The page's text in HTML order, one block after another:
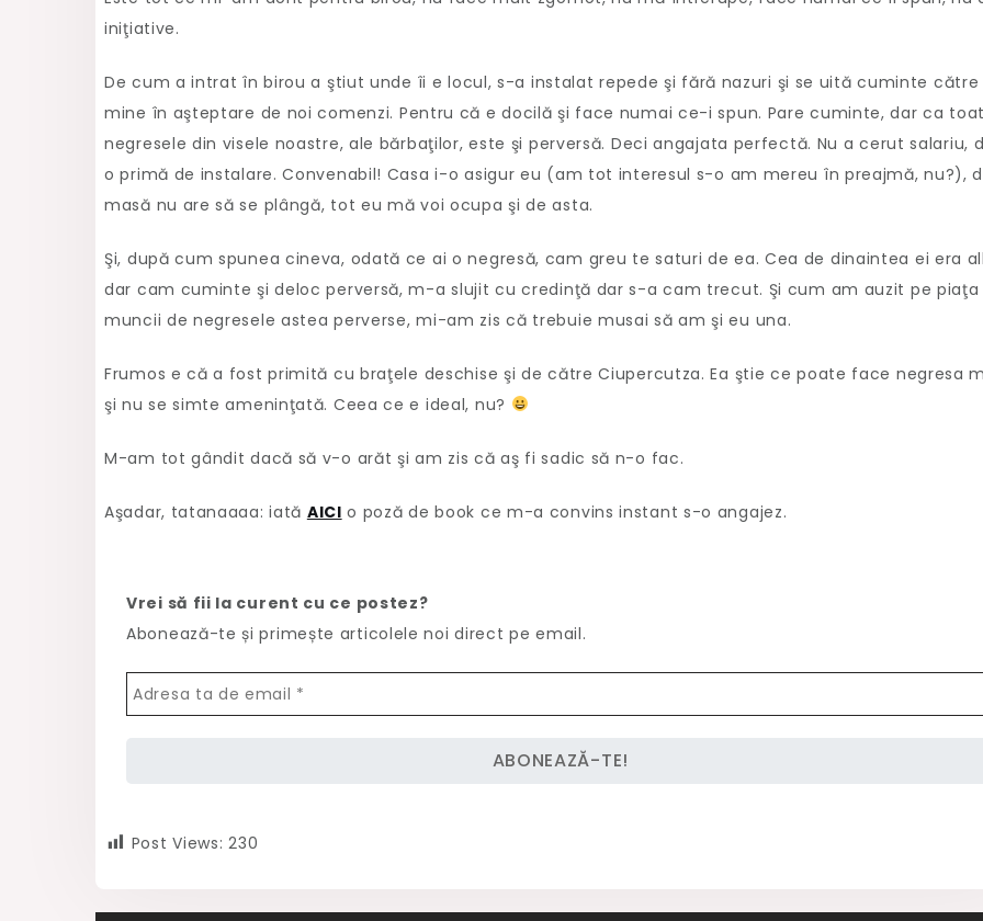
iniţiative.
De cum a intrat în birou a ştiut unde îi e locul, s-a instalat repede şi fără nazuri şi se uită cuminte către
mine în aşteptare de noi comenzi. Pentru că e docilă şi face numai ce-i spun. Pare cuminte, dar ca
negresele din visele noastre, ale bărbaţilor, este şi perversă. Deci angajata perfectă. Nu a cerut salariu,
o primă de instalare. Convenabil! Casa i-o asigur eu (am tot interesul s-o am mereu în preajmă, nu?),
masă nu are să se plângă, tot eu mă voi ocupa şi de asta.
Şi, după cum spunea cineva, odată ce ai o negresă, cam greu te saturi de ea. Cea de dinaintea ei era
dar cam cuminte şi deloc perversă, m-a slujit cu credinţă dar s-a cam trecut. Şi cum am auzit pe piaţa
muncii de negresele astea perverse, mi-am zis că trebuie musai să am şi eu una.
Frumos e că a fost primită cu braţele deschise şi de către Ciupercutza. Ea ştie ce poate face negresa
şi nu se simte ameninţată. Ceea ce e ideal, nu?
M-am tot gândit dacă să v-o arăt şi am zis că aş fi sadic să n-o fac.
Aşadar, tatanaaaa: iată AICI o poză de book ce m-a convins instant s-o angajez.
Vrei să fii la curent cu ce postez?
Abonează-te și primește articolele noi direct pe email.
Post Views: 230